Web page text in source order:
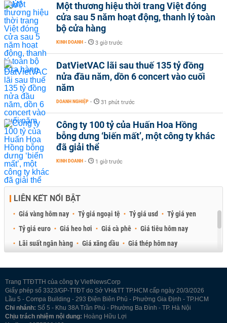
Một thương hiệu thời trang Việt đóng
cửa sau 5 năm hoạt động, thanh lý toàn
bộ cửa hàng
KINH DOANH - 3 giờ trước
DatVietVAC lãi sau thuế 135 tỷ đồng
nửa đầu năm, dồn 6 concert vào cuối
năm
DOANH NGHIỆP - 31 phút trước
Công ty 100 tỷ của Huấn Hoa Hồng
bỗng dưng ‘biến mất’, một công ty khác
đã giải thể
KINH DOANH - 1 giờ trước
LIÊN KẾT NỔI BẬT
Giá vàng hôm nay Tỷ giá ngoại tệ Tỷ giá usd
Tỷ giá yen
Tỷ giá euro
Giá heo hơi Giá cà phê
Giá tiêu hôm nay
Lãi suất ngân hàng
Giá xăng dầu
Giá thép hôm nay
Trang TTĐTTH của công ty VietNewsCorp
Giấy phép số 3323/GP-TTĐT do Sở VH&TT TP.HCM cấp ngày 20/3/2026
Lầu 5 - Compa Building - 293 Điện Biên Phủ - Phường Gia Định - TP.HCM
Chi nhánh: Số 5 - Khu 38A Trần Phú - Phường Ba Đình - TP. Hà Nội
Chịu trách nhiệm nội dung: Hoàng Hữu Lợi